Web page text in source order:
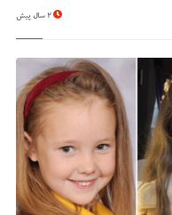
2 سال پیش